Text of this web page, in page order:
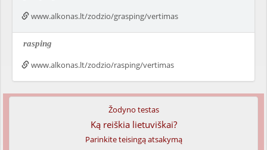
www.alkonas.lt/zodzio/grasping/vertimas
rasping
www.alkonas.lt/zodzio/rasping/vertimas
Žodyno testas
Ką reiškia lietuviškai?
Parinkite teisingą atsakymą